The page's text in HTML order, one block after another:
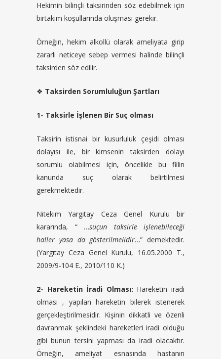
Hekimin bilinçli taksirinden söz edebilmek için
birtakım koşullarında oluşması gerekir.
Örneğin, hekim alkollü olarak ameliyata girip
zararlı neticeye sebep vermesi halinde bilinçli
taksirden söz edilir.
❖ Taksirden Sorumluluğun Şartları
1- Taksirle İşlenen Bir Suç olması
Taksirin istisnai bir kusurluluk çeşidi olması
dolayısı ile, bir kimsenin taksirden dolayı
sorumlu olabilmesi için, öncelikle bu fiilin
kanunda suç olarak belirtilmesi
gerekmektedir.
Nitekim Yargıtay Ceza Genel Kurulu bir
kararında, “ …suçun taksirle işlenebileceği
haller yasa da gösterilmelidir…” demektedir.
(Yargıtay Ceza Genel Kurulu, 16.05.2000 T.,
2009/9-104 E., 2010/110 K.)
2- Hareketin İradi Olması: Hareketin iradi
olması , yapılan hareketin bilerek istenerek
gerçekleştirilmesidir. Kişinin dikkatli ve özenli
davranmak şeklindeki hareketleri iradi olduğu
gibi bunun tersini yapması da iradi olacaktır.
Örneğin, ameliyat esnasında hastanın